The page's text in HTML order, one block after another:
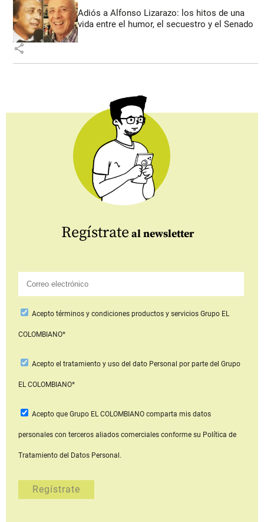
Adiós a Alfonso Lizarazo: los hitos de una
vida entre el humor, el secuestro y el Senado
share
Regístrate al newsletter
Aceptotérminos y condiciones productos y serviciosGrupo EL
COLOMBIANO*
Acepto el tratamiento y uso del dato Personal por parte del Grupo
EL COLOMBIANO*
Acepto que Grupo EL COLOMBIANOcomparta mis datos
personales con terceros aliados comerciales conforme su Política de
Tratamiento del Datos Personal.